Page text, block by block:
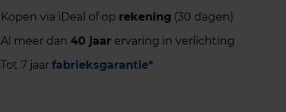
Kopen via iDeal of op rekening (30 dagen)
Al meer dan 40 jaarervaring in verlichting
Tot 7 jaar fabrieksgarantie*